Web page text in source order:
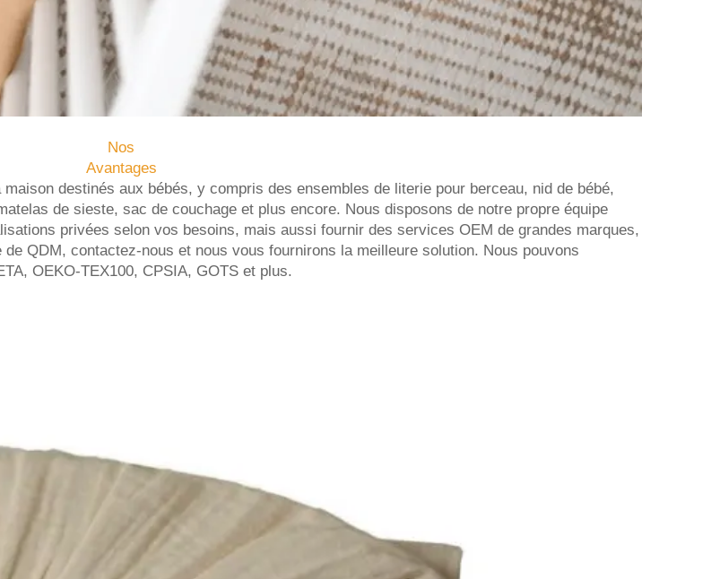
Nos
Avantages
destinés aux bébés, y compris des ensembles de literie pour berceau, nid de bébé,
de sieste, sac de couchage et plus encore. Nous disposons de notre propre équipe
privées selon vos besoins, mais aussi fournir des services OEM de grandes marques,
QDM, contactez-nous et nous vous fournirons la meilleure solution. Nous pouvons
OEKO-TEX100, CPSIA, GOTS et plus.